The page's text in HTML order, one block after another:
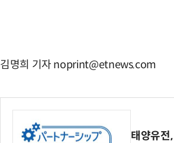
김명희 기자 noprint@etnews.com
태양유전